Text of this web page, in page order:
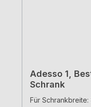
Adesso 1,
Schrank
Für Schrankbreite: